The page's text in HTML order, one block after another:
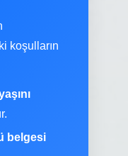
koşulların
belgesi